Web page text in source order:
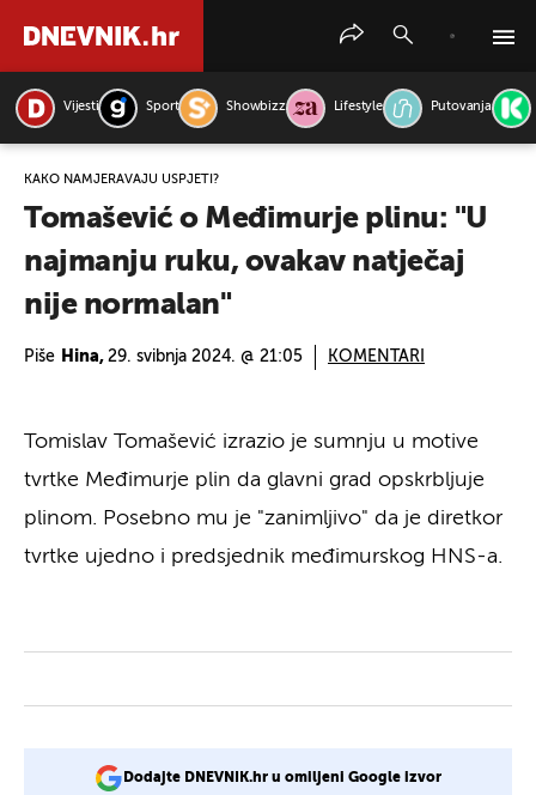
Vijesti Sport Showbizz Lifestyle Putovanja
KAKO NAMJERAVAJU USPJETI?
Tomašević o Međimurje plinu: "U
najmanju ruku, ovakav natječaj
nije normalan"
Piše Hina, 29. svibnja 2024. @ 21:05 KOMENTARI
Tomislav Tomašević izrazio je sumnju u motive
tvrtke Međimurje plin da glavni grad opskrbljuje
plinom. Posebno mu je "zanimljivo" da je diretkor
tvrtke ujedno i predsjednik međimurskog HNS-a.
Dodajte DNEVNIK.hr u omiljeni Google izvor
PRETRAŽITE VIJESTI